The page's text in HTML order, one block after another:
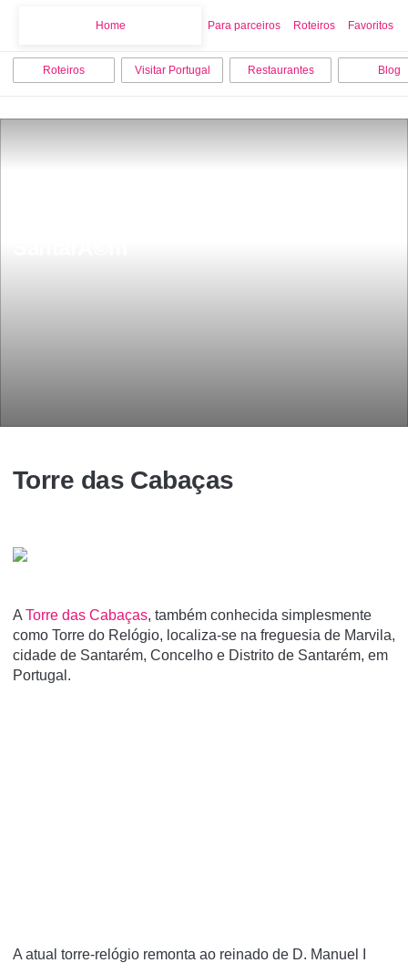
Home Para parceiros Roteiros Favoritos
Roteiros Visitar Portugal Restaurantes Blog
Torre das Cabaças
A Torre das Cabaças, também conhecida simplesmente
como Torre do Relógio, localiza-se na freguesia de Marvila,
cidade de Santarém, Concelho e Distrito de Santarém, em
Portugal.
A atual torre-relógio remonta ao reinado de D. Manuel I